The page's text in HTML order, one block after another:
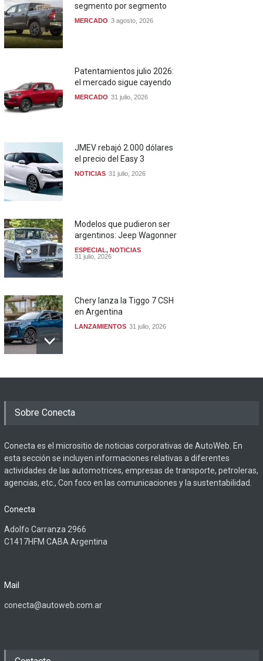
segmento por segmento
MERCADO 3 agosto, 2026
Patentamientos julio 2026:
el mercado sigue cayendo
MERCADO 31 julio, 2026
JMEV rebajó 2.000 dólares
el precio del Easy 3
NOTICIAS 31 julio, 2026
Modelos que pudieron ser
argentinos: Jeep Wagonner
ESPECIAL, NOTICIAS
31 julio, 2026
Chery lanza la Tiggo 7 CSH
en Argentina
LANZAMIENTOS 31 julio, 2026
Sobre Conecta
Conecta es el micrositio de noticias corporativas de AutoWeb. En
esta sección se incluyen informaciones relativas a diferentes
actividades de las automotrices, empresas de transporte, petroleras,
agencias, etc., Con foco en las comunicaciones y la sustentabilidad.
Conecta
Adolfo Carranza 2966
C1417HFM CABA Argentina
Mail
conecta@autoweb.com.ar